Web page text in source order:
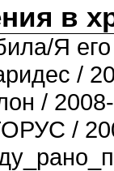
в
Я
/
/
/